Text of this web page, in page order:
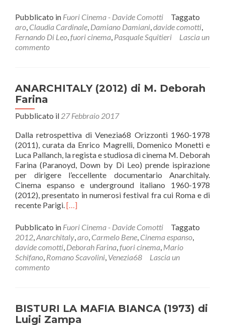
IL
Pubblicato in Fuori Cinema - Davide Comotti
Taggato
aro, Claudia Cardinale, Damiano Damiani,davide comotti,
Fernando Di Leo,fuori cinema, Pasquale Squitieri
Lascia un
commento
ANARCHITALY (2012) di M. Deborah
Farina
Pubblicato il 27 Febbraio 2017
Dalla retrospettiva di Venezia68 Orizzonti 1960-1978
(2011), curata da Enrico Magrelli, Domenico Monetti e
Luca Pallanch, la regista e studiosa di cinema M. Deborah
Farina (Paranoyd, Down by Di Leo) prende ispirazione
per dirigere l’eccellente documentario Anarchitaly.
Cinema espanso e underground italiano 1960-1978
(2012), presentato in numerosi festival fra cui Roma e di
recente Parigi.Leggi
piùANARCHITALY
(2012)
di
M.
[…]
Pubblicato in Fuori Cinema - Davide Comotti
Taggato
2012,Anarchitaly,aro, Carmelo Bene, Cinema espanso,
davide comotti, Deborah Farina,fuori cinema, Mario
Schifano, Romano Scavolini, Venezia68
Lascia un
commento
BISTURI LA MAFIA BIANCA (1973) di
Luigi Zampa